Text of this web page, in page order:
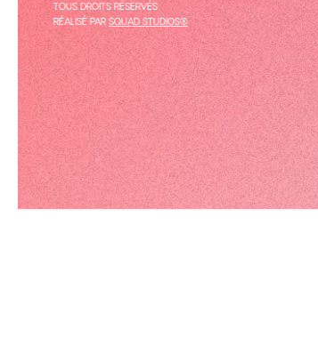
TOUS DROITS RÉSERVÉS
RÉALISÉ PAR SQUAD STUDIOS®